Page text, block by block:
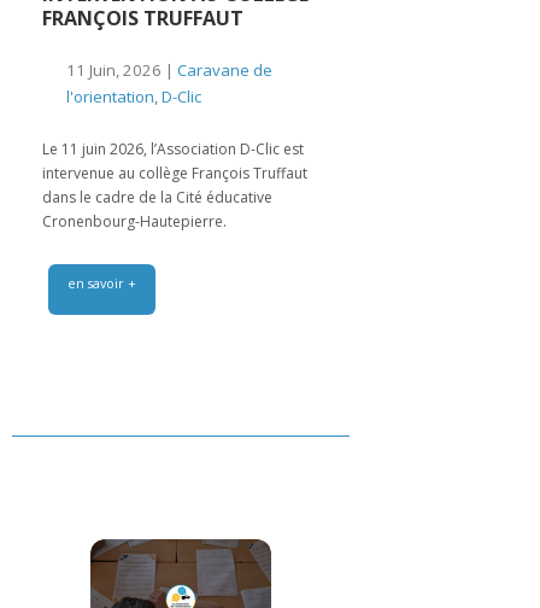
FRANÇOIS TRUFFAUT
11 Juin, 2026 | Caravane de
l'orientation,D-Clic
Le 11 juin 2026, l’Association D-Clic est
intervenue au collège François Truffaut
dans le cadre de la Cité éducative
Cronenbourg-Hautepierre.
en savoir +